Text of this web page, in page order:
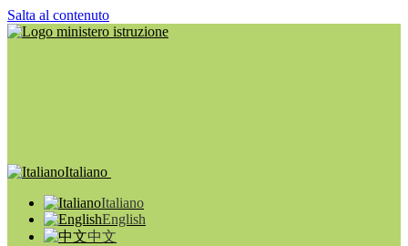
Salta al contenuto
Italiano
Italiano
English
中文